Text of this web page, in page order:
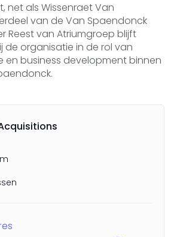
net als Wissenraet Van
van de Van Spaendonck
Reest van Atriumgroep blijft
de organisatie in de rol van
en business development binnen